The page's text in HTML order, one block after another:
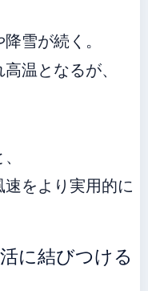
雪が続く。
温となるが、
をより実用的に
に結びつける